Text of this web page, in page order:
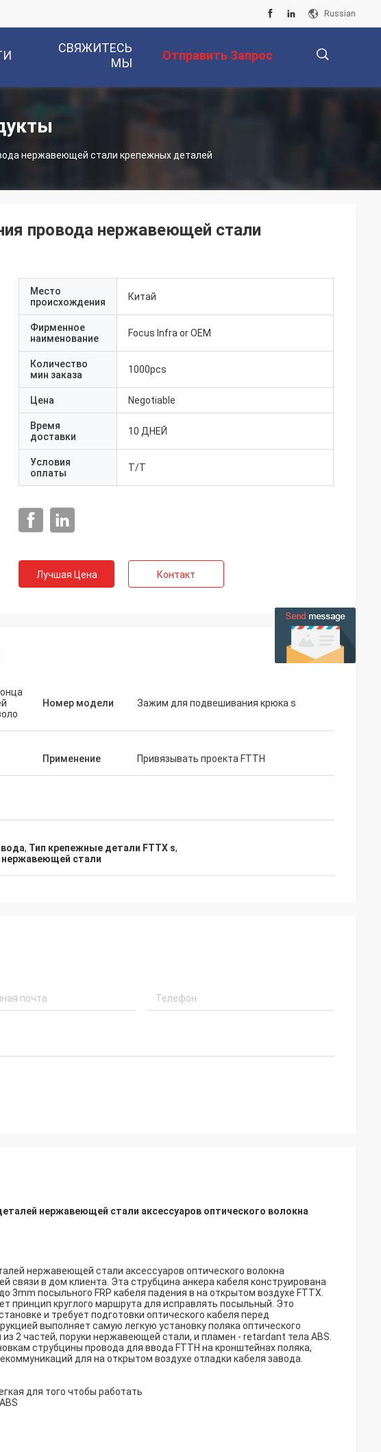
Russian
СВЯЖИТЕСЬ
МЫ
Отправить Запрос
нержавеющей стали крепежных деталей
провода нержавеющей стали
Место
происхождения
Китай
Фирменное
наименование
Focus Infra or OEM
Количество
мин заказа
1000pcs
Цена Negotiable
Время
доставки
10 ДНЕЙ
Условия
оплаты
T/T
Лучшая Цена Контакт
Номер модели Зажим для подвешивания крюка s
Применение Привязывать проекта FTTH
, Тип крепежные детали FTTX s,
нержавеющей стали
нержавеющей стали аксессуаров оптического волокна
нержавеющей стали аксессуаров оптического волокна
связи в дом клиента. Эта струбцина анкера кабеля конструирована
посыльного FRP кабеля падения в на открытом воздухе FTTX.
принцип круглого маршрута для исправлять посыльный. Это
и требует подготовки оптического кабеля перед
выполняет самую легкую установку поляка оптического
2 частей, поруки нержавеющей стали, и пламен - retardant тела ABS.
струбцины провода для ввода FTTH на кронштейнах поляка,
для на открытом воздухе отладки кабеля завода.
для того чтобы работать